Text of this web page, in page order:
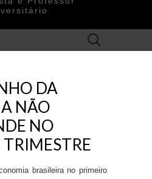
Search
for:
DA
NÃO
NO
brasileira no primeiro